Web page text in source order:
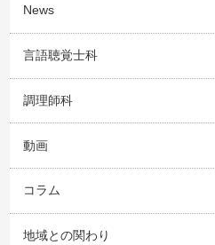
News
言語聴覚士科
調理師科
動画
コラム
地域との関わり